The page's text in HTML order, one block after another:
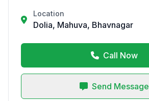
Location
Dolia, Mahuva, Bhavnagar
Call Now
Send Message